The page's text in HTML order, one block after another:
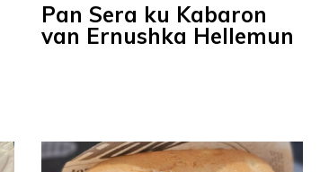
Pan Sera ku Kabaron
van Ernushka Hellemun